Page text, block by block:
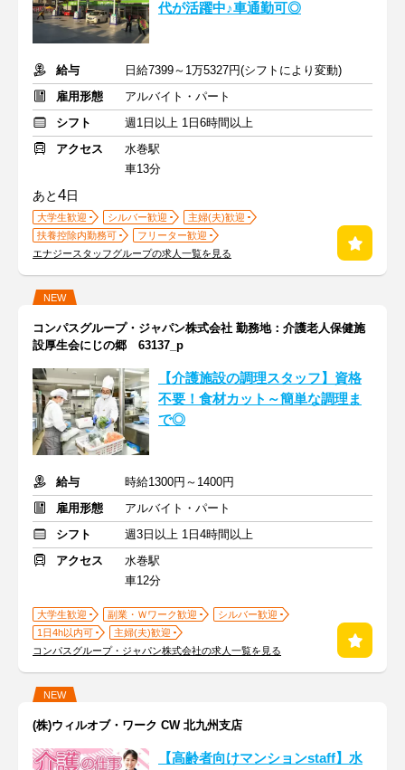
代が活躍中♪車通勤可◎
給与
日給7399～1万5327円(シフトにより変動)
雇用形態
アルバイト・パート
シフト
週1日以上 1日6時間以上
アクセス
水巻駅
車13分
あと4日
大学生歓迎 シルバー歓迎
主婦(夫)歓迎
扶養控除内勤務可
フリーター歓迎
エナジースタッフグループの求人一覧を見る
NEW
コンパスグループ・ジャパン株式会社 勤務地：介護老人保健施
設厚生会にじの郷 63137_p
【介護施設の調理スタッフ】資格
不要！食材カット～簡単な調理ま
で◎
給与
時給1300円～1400円
雇用形態
アルバイト・パート
シフト
週3日以上 1日4時間以上
アクセス
水巻駅
車12分
大学生歓迎 副業・Ｗワーク歓迎
シルバー歓迎
1日4h以内可
主婦(夫)歓迎
コンパスグループ・ジャパン株式会社の求人一覧を見る
NEW
(株)ウィルオブ・ワーク CW 北九州支店
【高齢者向けマンションstaff】水